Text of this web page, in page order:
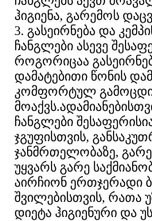
ჰიგიენა, გარემოს
3. გასეირნება და
ჩანგლები ასევე
როგორიცაა
დამატებითი წონის
კომფორტულ
ჩანგლები
ჯგუფისთვის,
ჯანმრთელობაზე,
უყვარს გარე
აირჩიონ ერთჯერადი
შვილებისთვის, რათა
დიეტა ჰიგიენური და